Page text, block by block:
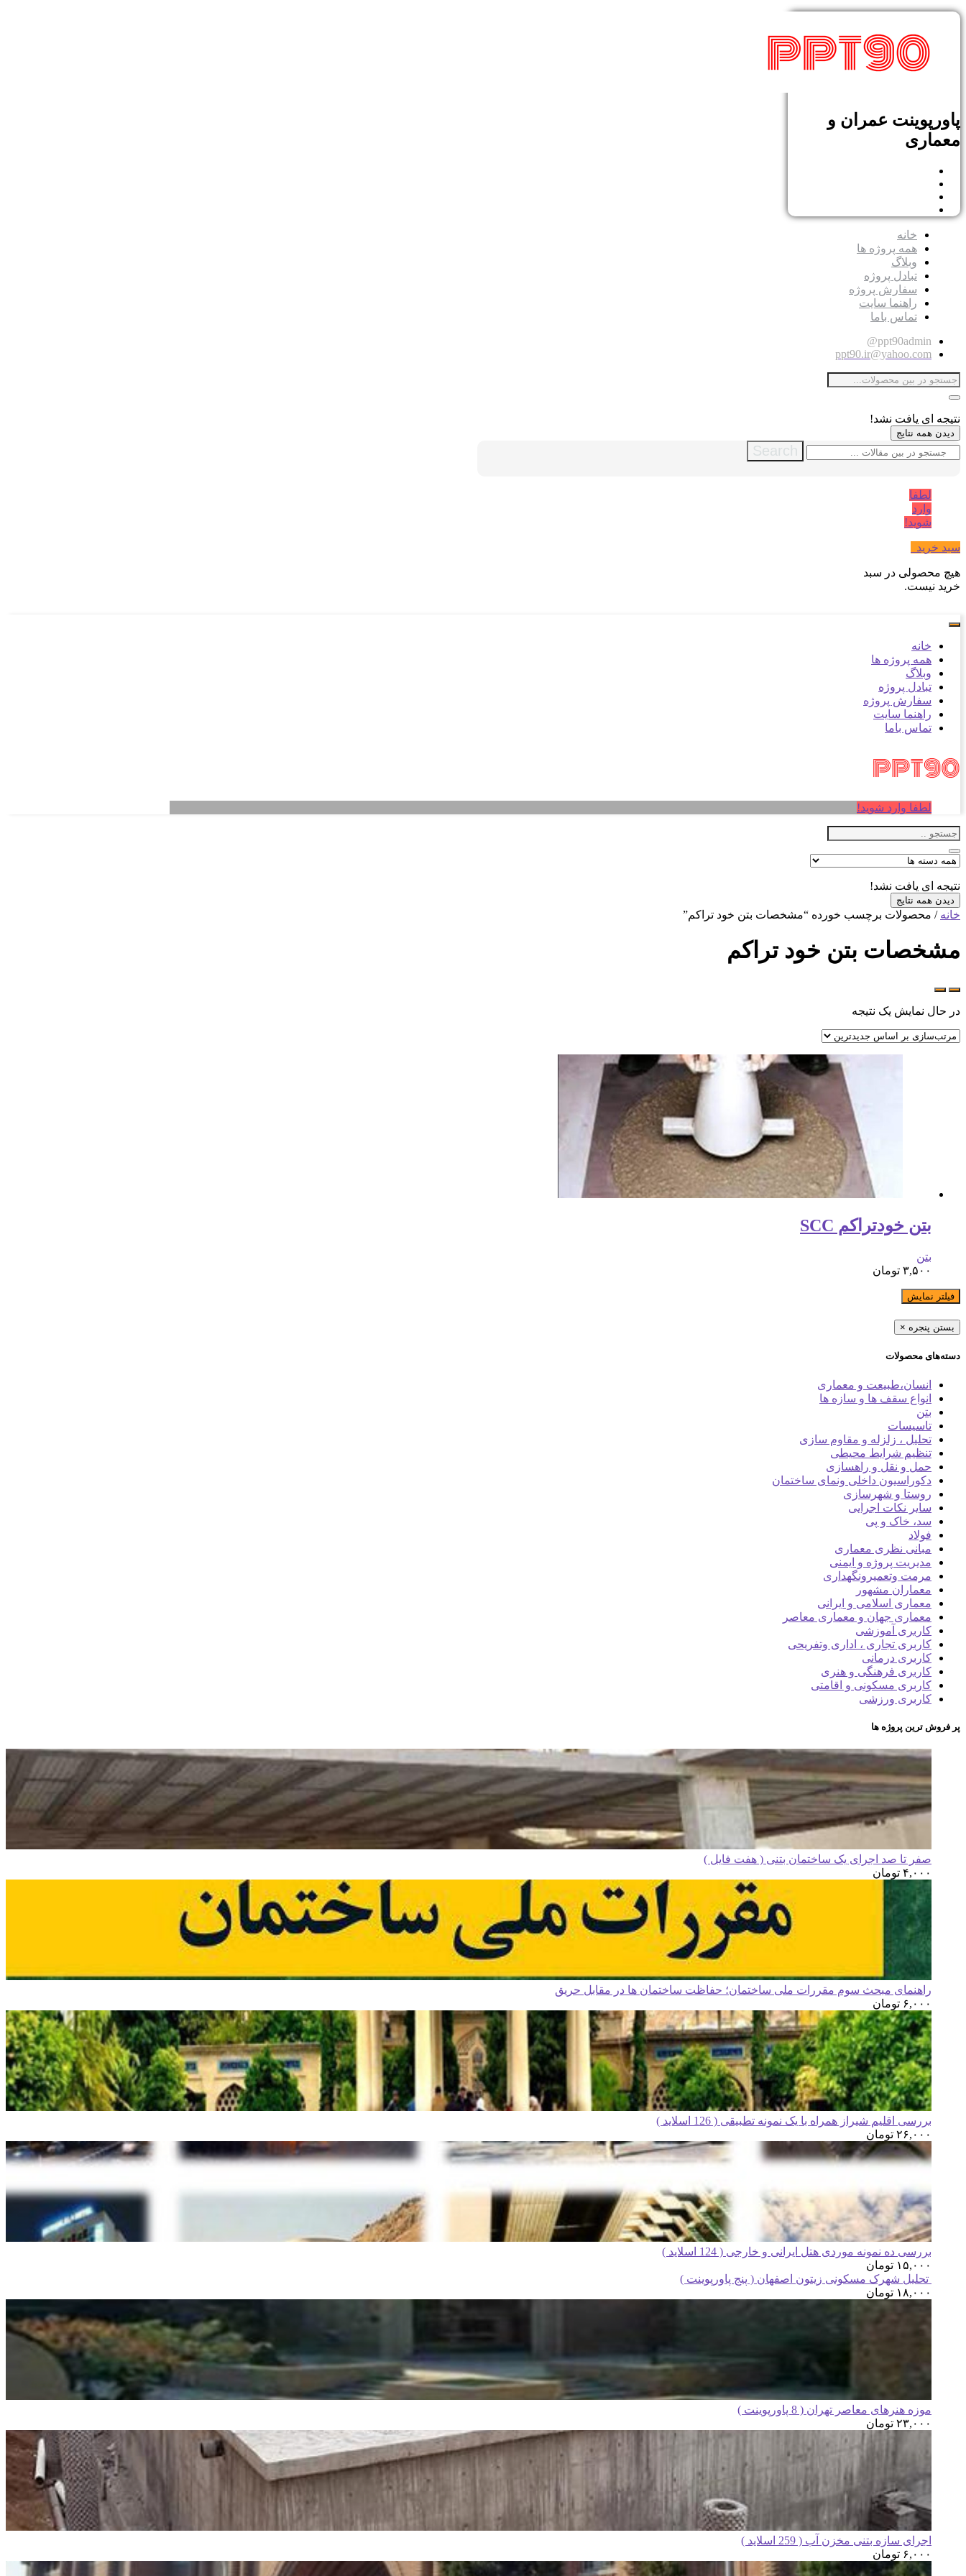
پاورپوینت عمران و
معماری
خانه
همه پروژه ها
وبلاگ
تبادل پروژه
سفارش پروژه
راهنما سایت
تماس باما
ppt90admin@
ppt90.ir@yahoo.com
نتیجه ای یافت نشد!
دیدن همه نتایج
Search
لطفا
وارد
شوید!
سبد خرید
هیچ محصولی در سبد
خرید نیست.
خانه
همه پروژه ها
وبلاگ
تبادل پروژه
سفارش پروژه
راهنما سایت
تماس باما
لطفا وارد شوید!
نتیجه ای یافت نشد!
دیدن همه نتایج
خانه / محصولات برچسب خورده “مشخصات بتن خود تراکم”
مشخصات بتن خود تراکم
در حال نمایش یک نتیجه
بتن خودتراکم SCC
بتن
۳,۵۰۰ تومان
فیلتر نمایش
بستن پنجره ×
دسته‌های محصولات
انسان،طبیعت و معماری
انواع سقف ها و سازه ها
بتن
تاسیسات
تحلیل ، زلزله و مقاوم سازی
تنظیم شرایط محیطی
حمل و نقل و راهسازی
دکوراسیون داخلی ونمای ساختمان
روستا و شهرسازی
سایر نکات اجرایی
سد، خاک و پی
فولاد
مبانی نظری معماری
مدیریت پروژه و ایمنی
مرمت وتعمیرونگهداری
معماران مشهور
معماری اسلامی و ایرانی
معماری جهان و معماری معاصر
کاربری آموزشی
کاربری تجاری ، اداری وتفریحی
کاربری درمانی
کاربری فرهنگی و هنری
کاربری مسکونی و اقامتی
کاربری ورزشی
پر فروش ترین پروژه ها
صفر تا صد اجرای یک ساختمان بتنی ( هفت فایل )
۴,۰۰۰ تومان
راهنمای مبحث سوم مقررات ملی ساختمان؛ حفاظت ساختمان ها در مقابل حریق
۶,۰۰۰ تومان
بررسی اقلیم شیراز همراه با یک نمونه تطبیقی ( 126 اسلاید )
۲۶,۰۰۰ تومان
بررسی ده نمونه موردی هتل ایرانی و خارجی ( 124 اسلاید )
۱۵,۰۰۰ تومان
تحلیل شهرک مسکونی زیتون اصفهان ( پنج پاورپوینت )
۱۸,۰۰۰ تومان
موزه هنرهای معاصر تهران ( 8 پاورپوینت )
۲۳,۰۰۰ تومان
اجرای سازه بتنی مخزن آب ( 259 اسلاید )
۶,۰۰۰ تومان